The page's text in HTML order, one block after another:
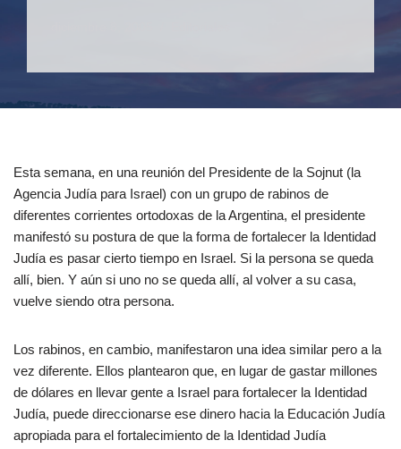
Esta semana, en una reunión del Presidente de la Sojnut (la
Agencia Judía para Israel) con un grupo de rabinos de
diferentes corrientes ortodoxas de la Argentina, el presidente
manifestó su postura de que la forma de fortalecer la Identidad
Judía es pasar cierto tiempo en Israel. Si la persona se queda
allí, bien. Y aún si uno no se queda allí, al volver a su casa,
vuelve siendo otra persona.
Los rabinos, en cambio, manifestaron una idea similar pero a la
vez diferente. Ellos plantearon que, en lugar de gastar millones
de dólares en llevar gente a Israel para fortalecer la Identidad
Judía, puede direccionarse ese dinero hacia la Educación Judía
apropiada para el fortalecimiento de la Identidad Judía